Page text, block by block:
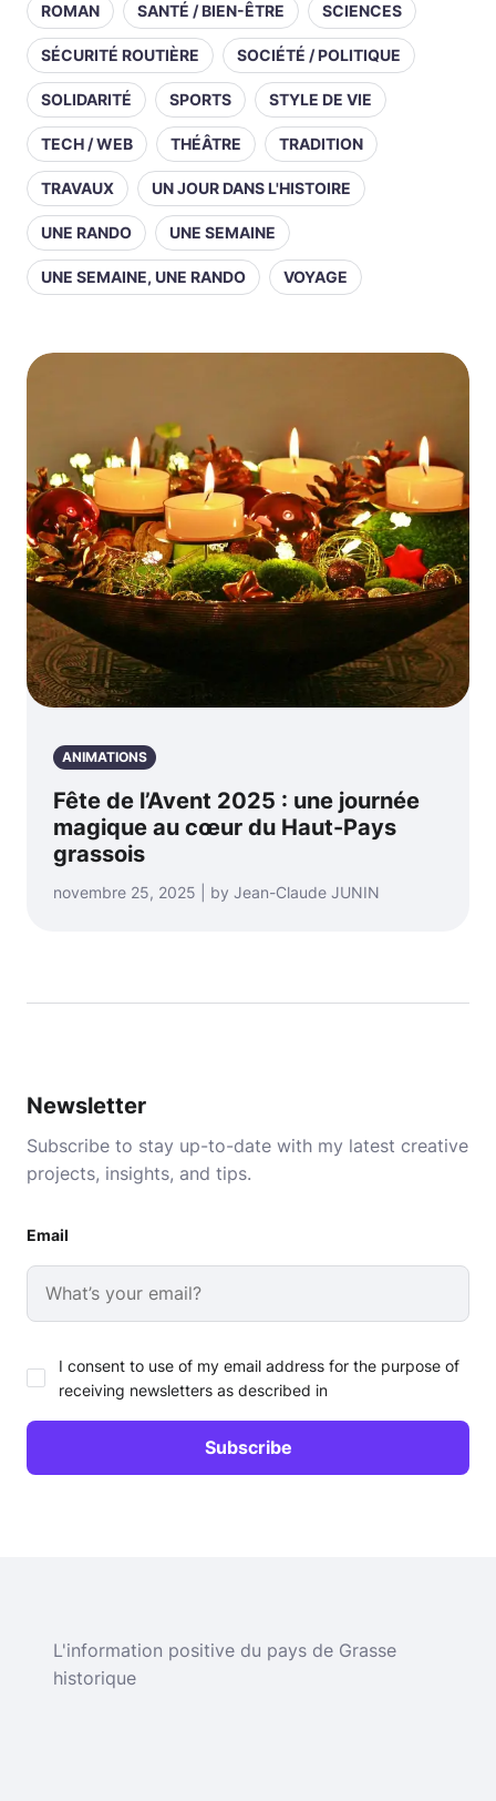
ROMAN SANTÉ / BIEN-ÊTRE SCIENCES
SÉCURITÉ ROUTIÈRE SOCIÉTÉ / POLITIQUE
SOLIDARITÉ SPORTS STYLE DE VIE
TECH / WEB THÉÂTRE TRADITION
TRAVAUX UN JOUR DANS L'HISTOIRE
UNE RANDO UNE SEMAINE
UNE SEMAINE, UNE RANDO VOYAGE
ANIMATIONS
Fête de l’Avent 2025 : une journée
magique au cœur du Haut-Pays
grassois
novembre 25, 2025 | by Jean-Claude JUNIN
Newsletter
Subscribe to stay up-to-date with my latest creative
projects, insights, and tips.
Email
I consent to use of my email address for the purpose of
receiving newsletters as described in
L'information positive du pays de Grasse
historique